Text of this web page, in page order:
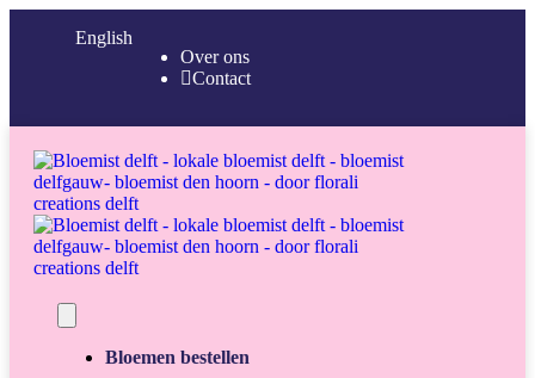
English
Over ons
Contact
Bloemen bestellen